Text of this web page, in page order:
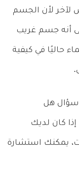
لأن الجسم
أنه جسم غريب
حاليًا في كيفية
سؤال هل
كان لديك
يمكنك استشارة